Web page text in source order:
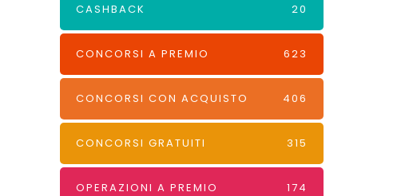
CASHBACK 20
CONCORSI A PREMIO 623
CONCORSI CON ACQUISTO 406
CONCORSI GRATUITI 315
OPERAZIONI A PREMIO 174